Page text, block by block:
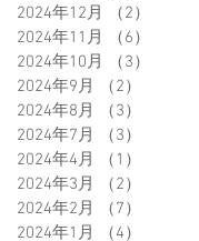
2024年12月
（2）
2024年11月
（6）
2024年10月
（3）
2024年9月
（2）
2024年8月
（3）
2024年7月
（3）
2024年4月
（1）
2024年3月
（2）
2024年2月
（7）
2024年1月
（4）